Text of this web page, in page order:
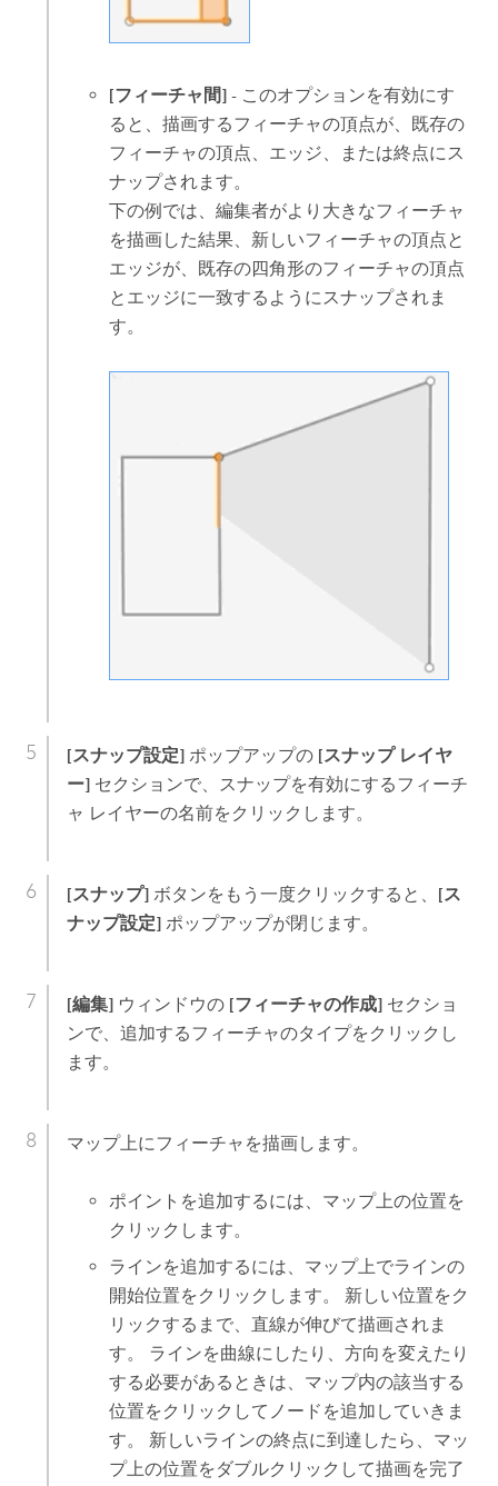
[フィーチャ間] - このオプションを有効にす
ると、描画するフィーチャの頂点が、既存の
フィーチャの頂点、エッジ、または終点にス
ナップされます。
下の例では、編集者がより大きなフィーチャ
を描画した結果、新しいフィーチャの頂点と
エッジが、既存の四角形のフィーチャの頂点
とエッジに一致するようにスナップされま
す。
[スナップ設定]ポップアップの [スナップ レイヤ
ー]セクションで、スナップを有効にするフィーチ
ャ レイヤーの名前をクリックします。
[スナップ]ボタンをもう一度クリックすると、 [ス
ナップ設定]ポップアップが閉じます。
[編集]ウィンドウの [フィーチャの作成]セクショ
ンで、追加するフィーチャのタイプをクリックし
ます。
マップ上にフィーチャを描画します。
ポイントを追加するには、マップ上の位置を
クリックします。
ラインを追加するには、マップ上でラインの
開始位置をクリックします。 新しい位置をク
リックするまで、直線が伸びて描画されま
す。 ラインを曲線にしたり、方向を変えたり
する必要があるときは、マップ内の該当する
位置をクリックしてノードを追加していきま
す。 新しいラインの終点に到達したら、マッ
プ上の位置をダブルクリックして描画を完了